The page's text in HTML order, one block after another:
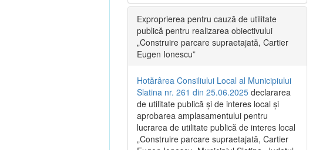
Exproprierea pentru cauză de utilitate
publică pentru realizarea obiectivului
„Construire parcare supraetajată, Cartier
Eugen Ionescu”
Hotărârea Consiliului Local al Municipiului
Slatina nr. 261 din 25.06.2025 declararea
de utilitate publică și de interes local și
aprobarea amplasamentului pentru
lucrarea de utilitate publică de interes local
„Construire parcare supraetajată, Cartier